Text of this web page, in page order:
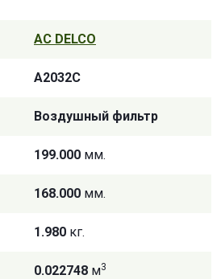
AC DELCO
A2032C
Воздушный фильтр
199.000 мм.
168.000 мм.
1.980 кг.
0.022748 м3